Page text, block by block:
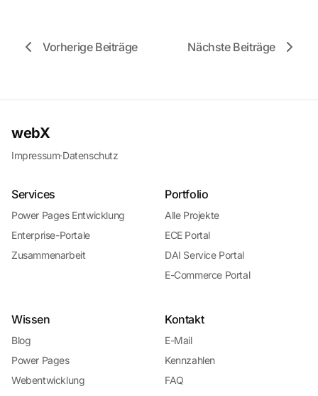
Vorherige Beiträge Nächste Beiträge
webX
Impressum·Datenschutz
Services
Power Pages Entwicklung
Enterprise-Portale
Zusammenarbeit
Portfolio
Alle Projekte
ECE Portal
DAI Service Portal
E-Commerce Portal
Wissen
Blog
Power Pages
Webentwicklung
Kontakt
E-Mail
Kennzahlen
FAQ